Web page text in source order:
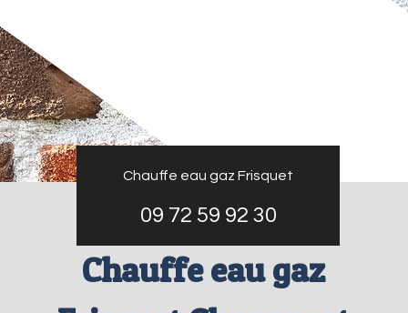
Chauffe eau gaz Frisquet
09 72 59 92 30
Chauffe eau gaz